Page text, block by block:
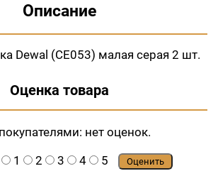
Описание
Dewal (СЕ053) малая серая 2 шт.
Оценка товара
нет оценок.
1 2 3 4 5 Оценить